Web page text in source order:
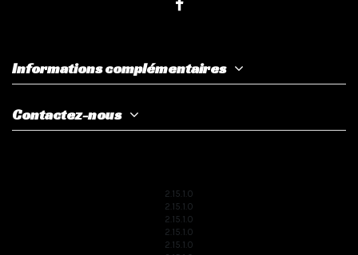
Informations complémentaires
Contactez-nous
2.15.1.0
2.15.1.0
2.15.1.0
2.15.1.0
2.15.1.0